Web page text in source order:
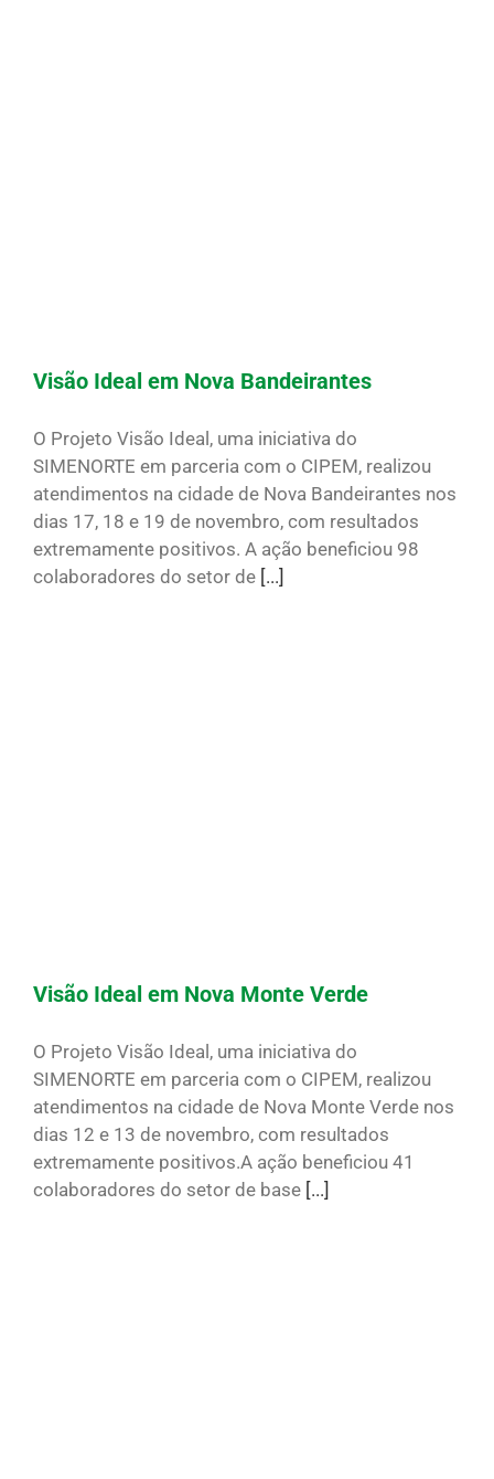
Visão Ideal em Nova Bandeirantes
O Projeto Visão Ideal, uma iniciativa do
SIMENORTE em parceria com o CIPEM, realizou
atendimentos na cidade de Nova Bandeirantes nos
dias 17, 18 e 19 de novembro, com resultados
extremamente positivos. A ação beneficiou 98
colaboradores do setor de [...]
Visão Ideal em Nova Monte Verde
O Projeto Visão Ideal, uma iniciativa do
SIMENORTE em parceria com o CIPEM, realizou
atendimentos na cidade de Nova Monte Verde nos
dias 12 e 13 de novembro, com resultados
extremamente positivos.A ação beneficiou 41
colaboradores do setor de base [...]